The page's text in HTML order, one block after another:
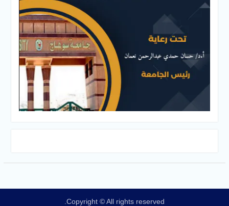
Copyright © All rights reserved.